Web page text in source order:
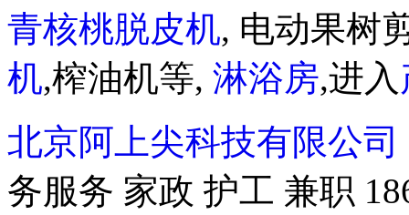
青核桃脱皮机, 电动果树
机,榨油机等, 淋浴房,进入
北京阿上尖科技有限公司
务服务 家政 护工 兼职